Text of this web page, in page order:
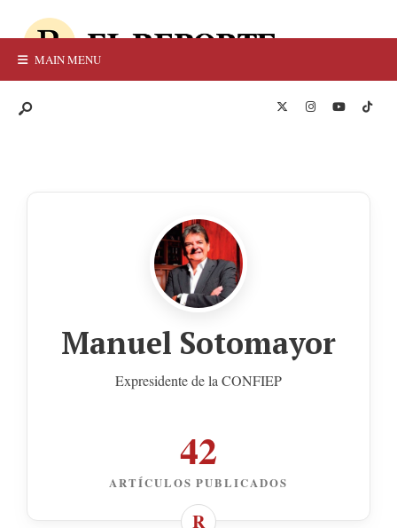
MAIN MENU
Manuel Sotomayor
Expresidente de la CONFIEP
42
ARTÍCULOS PUBLICADOS